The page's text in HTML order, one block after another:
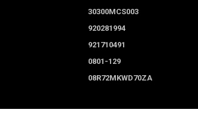
30300MCS003
920281994
921710491
0801-129
08R72MKWD70ZA